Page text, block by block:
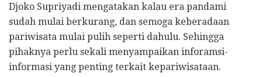
Djoko Supriyadi mengatakan kalau era pandami
sudah mulai berkurang, dan semoga keberadaan
pariwisata mulai pulih seperti dahulu. Sehingga
pihaknya perlu sekali menyampaikan inforamsi-
informasi yang penting terkait kepariwisataan.